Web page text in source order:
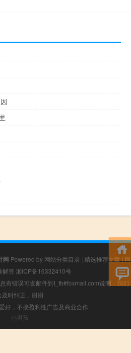
网 Powered by 网站分类目录 | 精选推荐文章 | 网
解答 湘ICP备16332410号
有错误可发邮件到f_fb#foxmail.com说明，我们
及时纠正，谢谢
好，不接盈利性广告及商业合作
小男孩